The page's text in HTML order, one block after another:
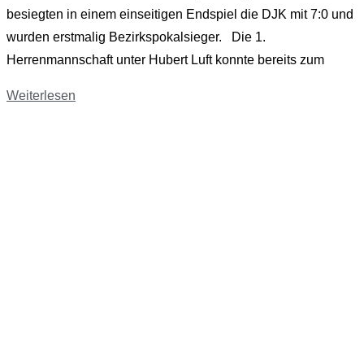
besiegten in einem einseitigen Endspiel die DJK mit 7:0 und
wurden erstmalig Bezirkspokalsieger. Die 1.
Herrenmannschaft unter Hubert Luft konnte bereits zum
Weiterlesen